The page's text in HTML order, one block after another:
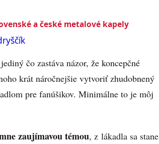
a české metalové kapely
čo zastáva názor, že koncepčné
krát náročnejšie vytvoriť zhudobnený
pre fanúšikov. Minimálne to je môj
zaujímavou témou, z lákadla sa stane